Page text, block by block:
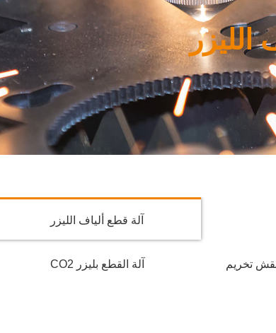
الليزر
آلة قطع ألياف الليزر
آلة القطع بليزر CO2 تخريم